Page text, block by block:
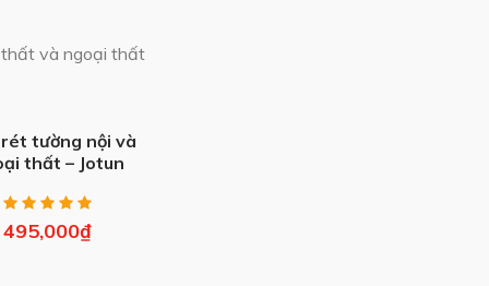
thất và ngoại thất
tường nội và
thất – Jotun
(40kg)
495,000₫